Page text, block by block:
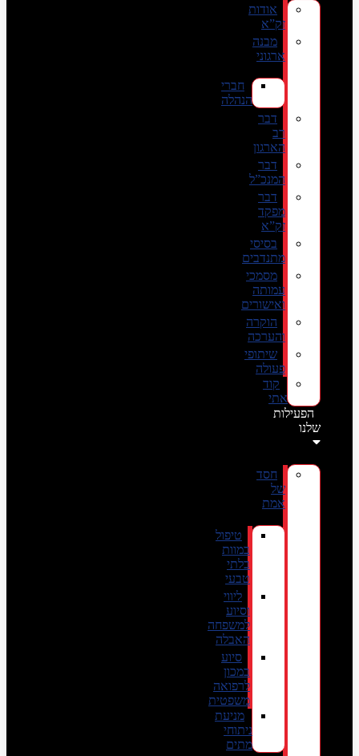
אודות
זק”א
מבנה
ארגוני
חברי
הנהלה
דבר
רב
הארגון
דבר
המנכ”ל
דבר
מפקד
זק”א
בסיסי
מתנדבים
מסמכי
עמותה
ואישורים
הוקרה
והערכה
שיתופי
פעולה
קוד
אתי
הפעילות
שלנו
חסד
של
אמת
טיפול
במוות
בלתי
טבעי
ליווי
וסיוע
למשפחה
האבלה
סיוע
במכון
לרפואה
משפטית
מניעת
ניתוחי
מתים